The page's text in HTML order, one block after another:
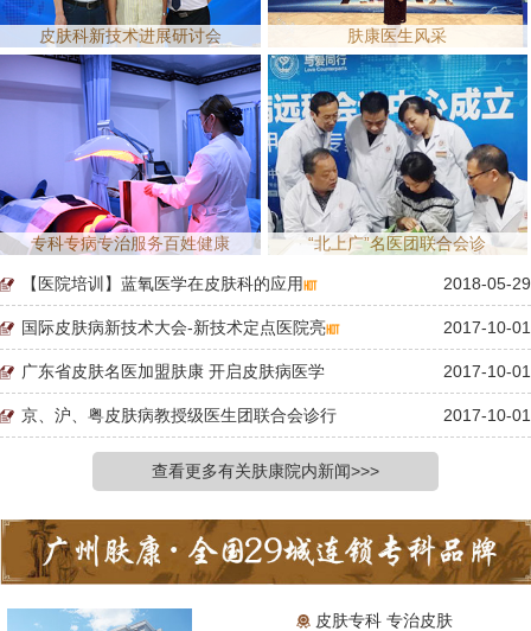
皮肤科新技术进展研讨会 肤康医生风采
专科专病专治服务百姓健康 “北上广”名医团联合会诊
【医院培训】蓝氧医学在皮肤科的应用 2018-05-29
国际皮肤病新技术大会-新技术定点医院亮 2017-10-01
广东省皮肤名医加盟肤康 开启皮肤病医学 2017-10-01
京、沪、粤皮肤病教授级医生团联合会诊行 2017-10-01
查看更多有关肤康院内新闻>>>
皮肤专科 专治皮肤